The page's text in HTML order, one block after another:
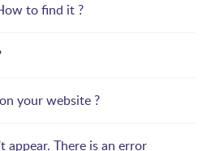
to find it ?
your website ?
appear. There is an error